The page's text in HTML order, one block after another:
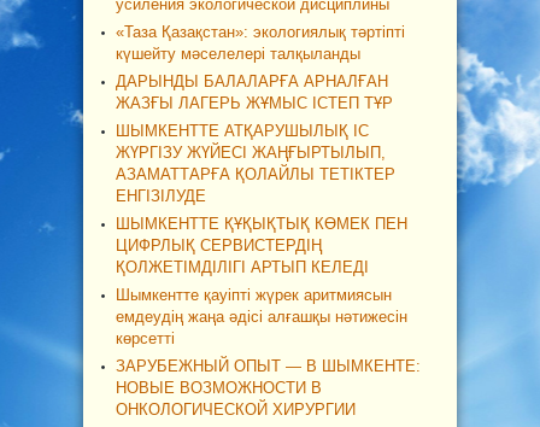
усиления экологической дисциплины
«Таза Қазақстан»: экологиялық тәртіпті
күшейту мәселелері талқыланды
ДАРЫНДЫ БАЛАЛАРҒА АРНАЛҒАН
ЖАЗҒЫ ЛАГЕРЬ ЖҰМЫС ІСТЕП ТҰР
ШЫМКЕНТТЕ АТҚАРУШЫЛЫҚ ІС
ЖҮРГІЗУ ЖҮЙЕСІ ЖАҢҒЫРТЫЛЫП,
АЗАМАТТАРҒА ҚОЛАЙЛЫ ТЕТІКТЕР
ЕНГІЗІЛУДЕ
ШЫМКЕНТТЕ ҚҰҚЫҚТЫҚ КӨМЕК ПЕН
ЦИФРЛЫҚ СЕРВИСТЕРДІҢ
ҚОЛЖЕТІМДІЛІГІ АРТЫП КЕЛЕДІ
Шымкентте қауіпті жүрек аритмиясын
емдеудің жаңа әдісі алғашқы нәтижесін
көрсетті
ЗАРУБЕЖНЫЙ ОПЫТ — В ШЫМКЕНТЕ:
НОВЫЕ ВОЗМОЖНОСТИ В
ОНКОЛОГИЧЕСКОЙ ХИРУРГИИ